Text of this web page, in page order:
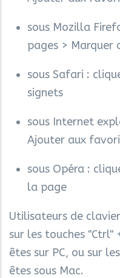
sous Mozilla
pages > Marquer
sous Safari :
signets
sous Internet
Ajouter aux
sous Opéra :
la page
Utilisateurs de
sur les touches "Ctrl"
êtes sur PC, ou sur
êtes sous Mac.